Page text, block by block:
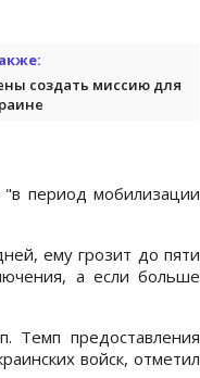
создать миссию для
период мобилизации
ему грозит до пяти
а если больше
Темп предоставления
войск, отметил